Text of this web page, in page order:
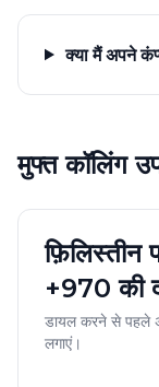
क्या मैं अपने
मुफ्त कॉलिंग
+970 की
डायल करने से पहले
लगाएं।